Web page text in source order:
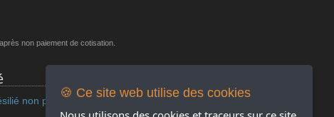
non paiement de cotisation.
non paiement
🍪 Ce site web utilise des cookies